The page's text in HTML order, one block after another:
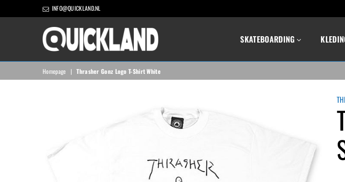
INFO@QUICKLAND.NL
QUICKLAND
SKATEBOARDING
Homepage | Thrasher Gonz Logo T-Shirt White